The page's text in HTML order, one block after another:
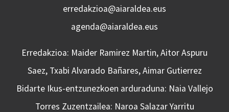
erredakzioa@aiaraldea.eus
agenda@aiaraldea.eus
Erredakzioa: Maider Ramirez Martin, Aitor Aspuru
Saez, Txabi Alvarado Bañares, Aimar Gutierrez
Bidarte Ikus-entzunezkoen arduraduna: Naia Vallejo
Torres Zuzentzailea: Naroa Salazar Yarritu